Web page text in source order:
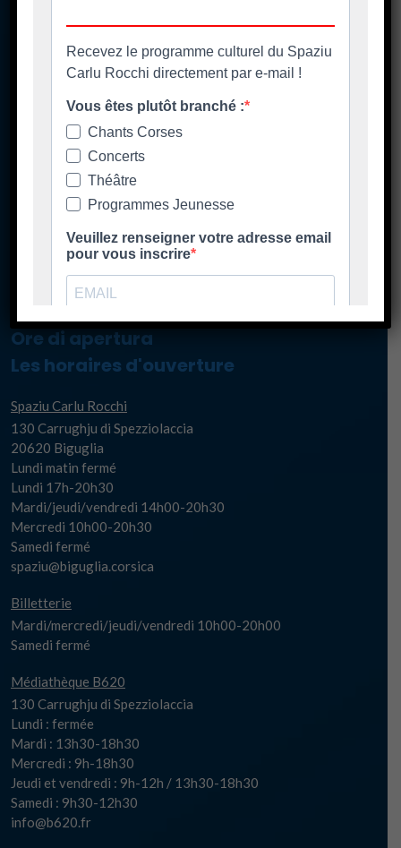
20620 Biguglia
Pè chjama ci - Contact
04 95 58 98 58
casacumuna@biguglia.corsica
Tenite vi à capu - Restez au courant
Ore di apertura
Les horaires d'ouverture
Spaziu Carlu Rocchi
130 Carrughju di Spezziolaccia
20620 Biguglia
Lundi matin fermé
Lundi 17h-20h30
Mardi/jeudi/vendredi 14h00-20h30
Mercredi 10h00-20h30
Samedi fermé
spaziu@biguglia.corsica
Billetterie
Mardi/mercredi/jeudi/vendredi 10h00-20h00
Samedi fermé
Médiathèque B620
130 Carrughju di Spezziolaccia
Lundi : fermée
Mardi : 13h30-18h30
Mercredi : 9h-18h30
Jeudi et vendredi : 9h-12h / 13h30-18h30
Samedi : 9h30-12h30
info@b620.fr